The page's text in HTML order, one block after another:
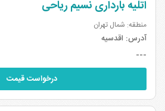
اتلیه بارداری نسیم ریاحی
منطقه: شمال تهران
آدرس: اقدسیه
---
درخواست قیمت